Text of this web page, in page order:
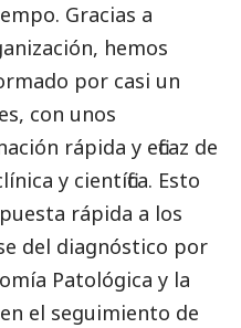
Gracias a
hemos
por casi un
con unos
rápida y eficaz de
y científica. Esto
rápida a los
del diagnóstico por
Patológica y la
el seguimiento de